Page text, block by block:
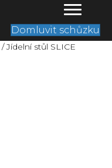
Domluvit schůzku
/ Jídelní stůl SLICE